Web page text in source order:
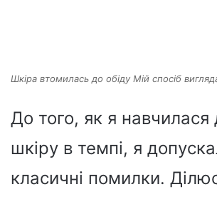
Шкіра втомилась до обіду Мій спосіб
До того, як я навчилася
шкіру в темпі, я
класичні помилки.